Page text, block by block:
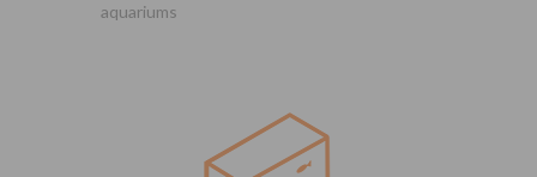
aquariums